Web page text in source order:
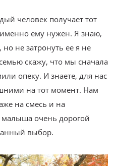
человек получает тот
ему нужен. Я знаю,
не затронуть ее я не
скажу, что мы сначала
опеку. И знаете, для нас
на тот момент. Нам
на смесь и на
очень дорогой
выбор.